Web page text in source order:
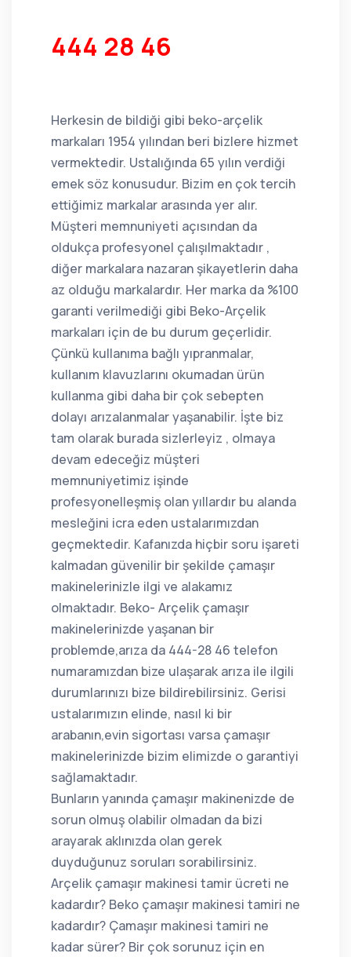
444 28 46
Herkesin de bildiği gibi beko-arçelik
markaları 1954 yılından beri bizlere hizmet
vermektedir. Ustalığında 65 yılın verdiği
emek söz konusudur. Bizim en çok tercih
ettiğimiz markalar arasında yer alır.
Müşteri memnuniyeti açısından da
oldukça profesyonel çalışılmaktadır ,
diğer markalara nazaran şikayetlerin daha
az olduğu markalardır. Her marka da %100
garanti verilmediği gibi Beko-Arçelik
markaları için de bu durum geçerlidir.
Çünkü kullanıma bağlı yıpranmalar,
kullanım klavuzlarını okumadan ürün
kullanma gibi daha bir çok sebepten
dolayı arızalanmalar yaşanabilir. İşte biz
tam olarak burada sizlerleyiz , olmaya
devam edeceğiz müşteri
memnuniyetimiz işinde
profesyonelleşmiş olan yıllardır bu alanda
mesleğini icra eden ustalarımızdan
geçmektedir. Kafanızda hiçbir soru işareti
kalmadan güvenilir bir şekilde çamaşır
makinelerinizle ilgi ve alakamız
olmaktadır. Beko- Arçelik çamaşır
makinelerinizde yaşanan bir
problemde,arıza da 444-28 46 telefon
numaramızdan bize ulaşarak arıza ile ilgili
durumlarınızı bize bildirebilirsiniz. Gerisi
ustalarımızın elinde, nasıl ki bir
arabanın,evin sigortası varsa çamaşır
makinelerinizde bizim elimizde o garantiyi
sağlamaktadır.
Bunların yanında çamaşır makinenizde de
sorun olmuş olabilir olmadan da bizi
arayarak aklınızda olan gerek
duyduğunuz soruları sorabilirsiniz.
Arçelik çamaşır makinesi tamir ücreti ne
kadardır? Beko çamaşır makinesi tamiri ne
kadardır? Çamaşır makinesi tamiri ne
kadar sürer? Bir çok sorunuz için en